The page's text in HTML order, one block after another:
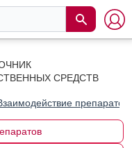
СРЕДСТВ
препаратов